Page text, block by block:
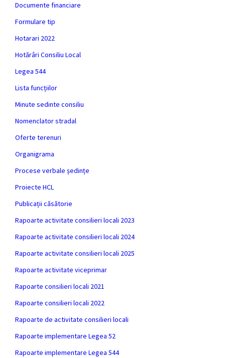
Documente financiare
Formulare tip
Hotarari 2022
Hotărâri Consiliu Local
Legea 544
Lista funcțiilor
Minute sedinte consiliu
Nomenclator stradal
Oferte terenuri
Organigrama
Procese verbale ședințe
Proiecte HCL
Publicații căsătorie
Rapoarte activitate consilieri locali 2023
Rapoarte activitate consilieri locali 2024
Rapoarte activitate consilieri locali 2025
Rapoarte activitate viceprimar
Rapoarte consilieri locali 2021
Rapoarte consilieri locali 2022
Rapoarte de activitate consilieri locali
Rapoarte implementare Legea 52
Rapoarte implementare Legea 544